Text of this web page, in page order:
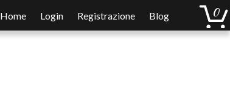
Home Login Registrazione Blog